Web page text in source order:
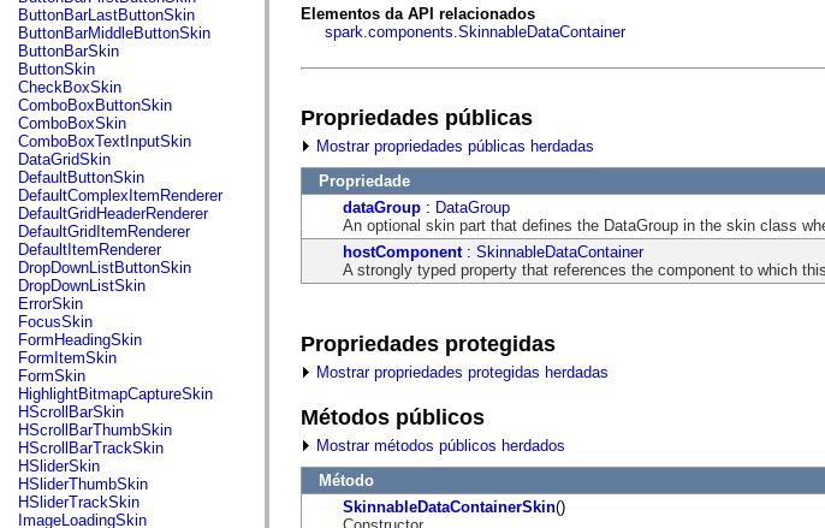
fl.ik
fl.lang
fl.livepreview
fl.managers
fl.motion
fl.motion.easing
fl.rsl
fl.text
fl.transitions
fl.transitions.easing
fl.video
flash.accessibility
flash.concurrent
flash.crypto
flash.data
flash.desktop
flash.display
flash.display3D
flash.display3D.textures
flash.errors
flash.events
flash.external
flash.filesystem
flash.filters
flash.geom
flash.globalization
flash.html
flash.media
flash.net
ButtonBarLastButtonSkin
ButtonBarMiddleButtonSkin
ButtonBarSkin
ButtonSkin
CheckBoxSkin
ComboBoxButtonSkin
ComboBoxSkin
ComboBoxTextInputSkin
DataGridSkin
DefaultButtonSkin
DefaultComplexItemRenderer
DefaultGridHeaderRenderer
DefaultGridItemRenderer
DefaultItemRenderer
DropDownListButtonSkin
DropDownListSkin
ErrorSkin
FocusSkin
FormHeadingSkin
FormItemSkin
FormSkin
HighlightBitmapCaptureSkin
HScrollBarSkin
HScrollBarThumbSkin
HScrollBarTrackSkin
HSliderSkin
HSliderThumbSkin
HSliderTrackSkin
ImageLoadingSkin
Elementos da API relacionados
spark.components.SkinnableDataContainer
Propriedades públicas
Mostrar propriedades públicas herdadas
Propriedade
dataGroup : DataGroup
An optional skin part that defines the DataGroup in the skin class
hostComponent : SkinnableDataContainer
A strongly typed property that references the component to which
Propriedades protegidas
Mostrar propriedades protegidas herdadas
Métodos públicos
Mostrar métodos públicos herdados
Método
SkinnableDataContainerSkin()
Constructor.